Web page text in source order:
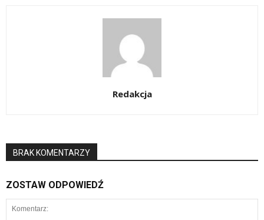
Redakcja
BRAK KOMENTARZY
ZOSTAW ODPOWIEDŹ